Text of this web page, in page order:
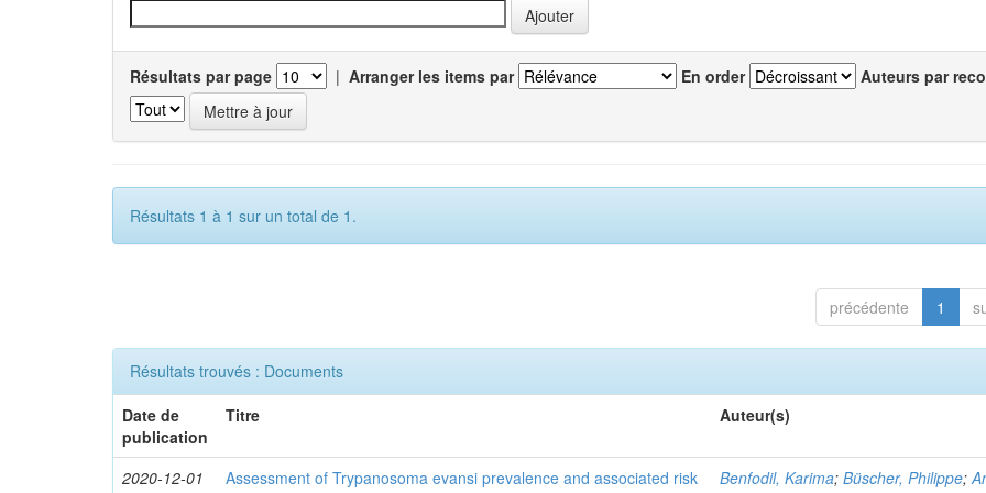
Résultats par page | Arranger les items par En order Auteurs par
Résultats 1 à 1 sur un total de 1.
précédente 1
Résultats trouvés : Documents
Date de
publication
Titre Auteur(s)
2020-12-01
Assessment of Trypanosoma evansi prevalence and associated risk
Benfodil, Karima;Büscher, Philippe;